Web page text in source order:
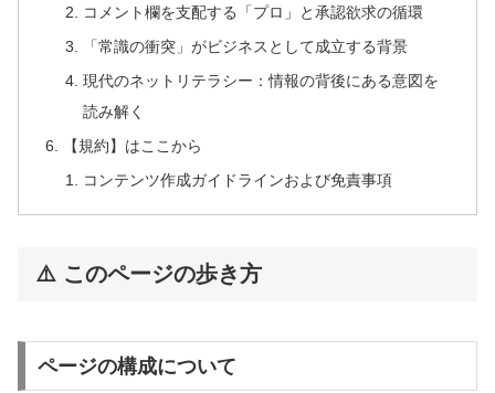
コメント欄を支配する「プロ」と承認欲求の循環
「常識の衝突」がビジネスとして成立する背景
現代のネットリテラシー：情報の背後にある意図を
読み解く
【規約】はここから
コンテンツ作成ガイドラインおよび免責事項
⚠️ このページの歩き方
ページの構成について